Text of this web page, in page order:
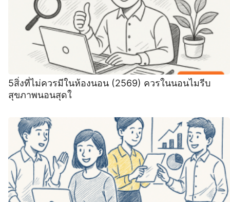
5สิ่งที่ไม่ควรมีในห้องนอน (2569) ️ควรในนอนไมรีบ
สุขภาพนอนสุดใ